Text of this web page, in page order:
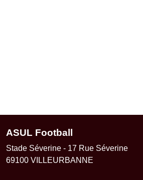
ASUL Football
Stade Séverine - 17 Rue Séverine
69100 VILLEURBANNE